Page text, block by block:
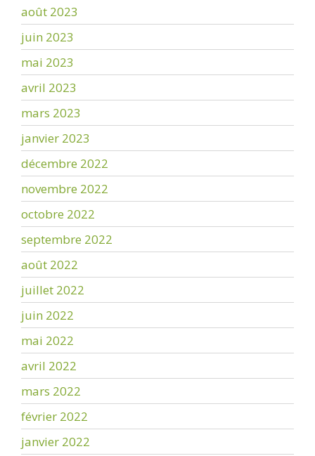
août 2023
juin 2023
mai 2023
avril 2023
mars 2023
janvier 2023
décembre 2022
novembre 2022
octobre 2022
septembre 2022
août 2022
juillet 2022
juin 2022
mai 2022
avril 2022
mars 2022
février 2022
janvier 2022